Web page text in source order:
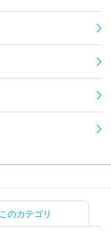
このカテゴリ